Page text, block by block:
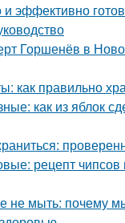
и эффективно
Горшенёв в
как правильно
как из яблок
рецепт чипсов
не мыть: почему